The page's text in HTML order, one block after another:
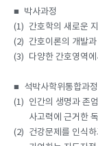
■ 박사과정
(1) 간호학의 새로운
(2) 간호이론의 개발
(3) 다양한 간호영역
■ 석박사학위통합과정
(1) 인간의 생명과 존
사고력에 근거한
(2) 건강문제를 인식